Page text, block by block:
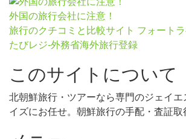
外国の旅行会社に注意！
旅行のクチコミと比較サイト フォート
たびレジ-外務省海外旅行登録
このサイトについて
北朝鮮旅行・ツアーなら専門のジェイエ
イズにお任せ。朝鮮旅行の手配・査証取